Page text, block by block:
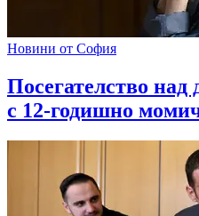
Новини от София
Посегателство
с 12-годишно